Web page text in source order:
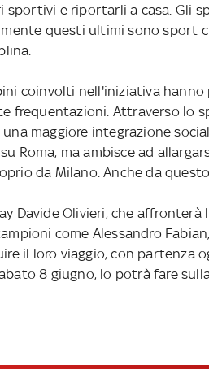
sportivi e riportarli a casa. Gli
questi ultimi sono sport
coinvolti nell'iniziativa
frequentazioni. Attraverso lo
maggiore integrazione
Roma, ma ambisce ad
da Milano. Anche da
Davide Olivieri, che
come Alessandro
il loro viaggio, con partenza
8 giugno, lo potrà fare